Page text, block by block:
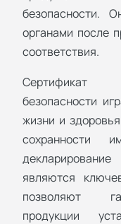
безопасности.
органами после
соответствия.
Сертификат
безопасности
жизни и
сохранности
являются
позволяют
продукции